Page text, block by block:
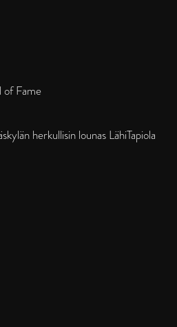
Fame
herkullisin lounas LähiTapiola